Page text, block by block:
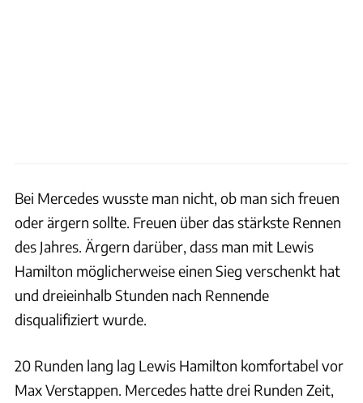
Bei Mercedes wusste man nicht, ob man sich freuen
oder ärgern sollte. Freuen über das stärkste Rennen
des Jahres. Ärgern darüber, dass man mit Lewis
Hamilton möglicherweise einen Sieg verschenkt hat
und dreieinhalb Stunden nach Rennende
disqualifiziert wurde.
20 Runden lang lag Lewis Hamilton komfortabel vor
Max Verstappen. Mercedes hatte drei Runden Zeit,